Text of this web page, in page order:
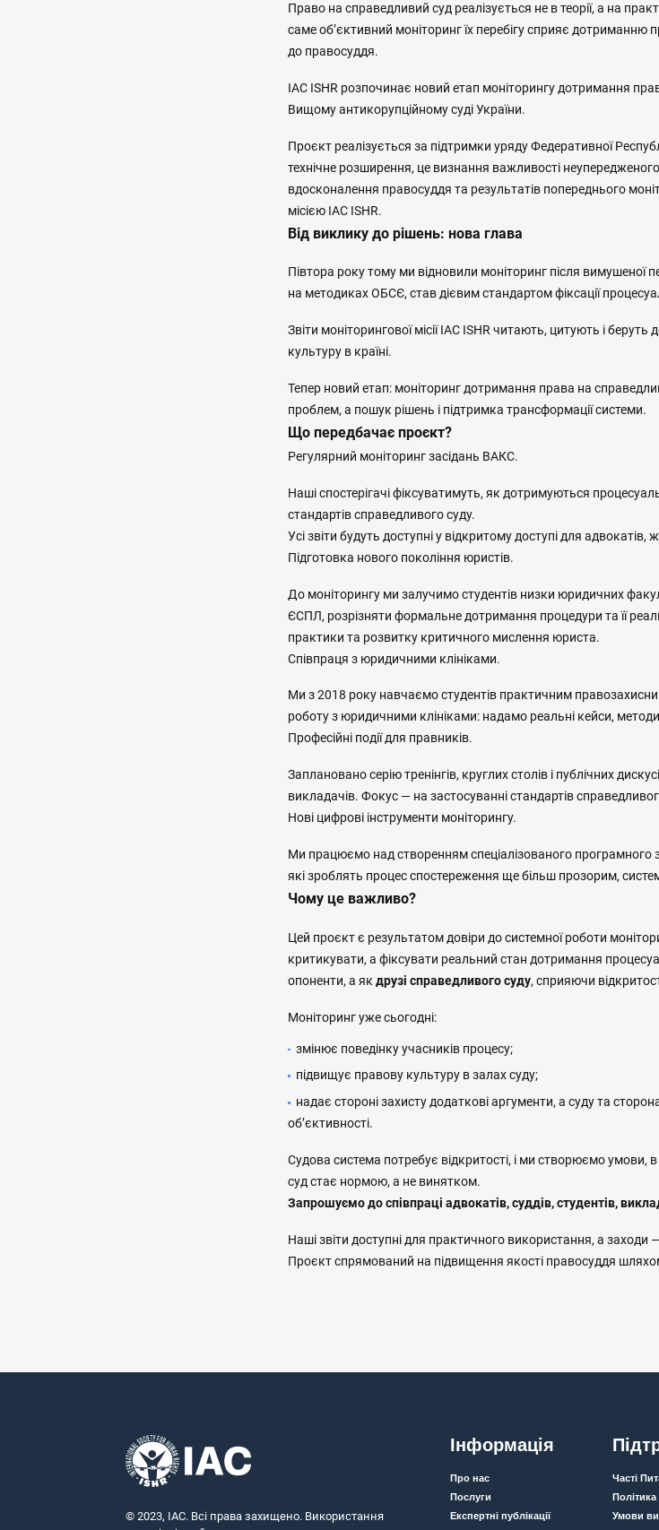
Право на справедливий суд реалізується не в теорії, а на
саме об’єктивний моніторинг їх перебігу сприяє дотриманню
до правосуддя.
IAC ISHR розпочинає новий етап моніторингу дотримання
Вищому антикорупційному суді України.
Проєкт реалізується за підтримки уряду Федеративної
технічне розширення, це визнання важливості
вдосконалення правосуддя та результатів попереднього
місією IAC ISHR.
Від виклику до рішень: нова глава
Півтора року тому ми відновили моніторинг після вимушеної
на методиках ОБСЄ, став дієвим стандартом фіксації
Звіти моніторингової місії IAC ISHR читають, цитують і
культуру в країні.
Тепер новий етап: моніторинг дотримання права на
проблем, а пошук рішень і підтримка трансформації системи.
Що передбачає проєкт?
Регулярний моніторинг засідань ВАКС.
Наші спостерігачі фіксуватимуть, як дотримуються
стандартів справедливого суду.
Усі звіти будуть доступні у відкритому доступі для адвокатів,
Підготовка нового покоління юристів.
До моніторингу ми залучимо студентів низки юридичних
ЄСПЛ, розрізняти формальне дотримання процедури та її
практики та розвитку критичного мислення юриста.
Співпраця з юридичними клініками.
Ми з 2018 року навчаємо студентів практичним
роботу з юридичними клініками: надамо реальні кейси,
Професійні події для правників.
Заплановано серію тренінгів, круглих столів і публічних
викладачів. Фокус — на застосуванні стандартів
Нові цифрові інструменти моніторингу.
Ми працюємо над створенням спеціалізованого програмного
які зроблять процес спостереження ще більш прозорим,
Чому це важливо?
Цей проєкт є результатом довіри до системної роботи
критикувати, а фіксувати реальний стан дотримання
опоненти, а якдрузі справедливого суду, сприяючи
Моніторинг уже сьогодні:
змінює поведінку учасників процесу;
підвищує правову культуру в залах суду;
надає стороні захисту додаткові аргументи, а суду та
об’єктивності.
Судова система потребує відкритості, і ми створюємо
суд стає нормою, а не винятком.
Запрошуємо до співпраці адвокатів, суддів, студентів,
Наші звіти доступні для практичного використання, а заходи
Проєкт спрямований на підвищення якості правосуддя
© 2023, IAC. Всі права захищено. Використання
Інформація
Про нас
Послуги
Експертні публікації
Часті
Політика
Умови